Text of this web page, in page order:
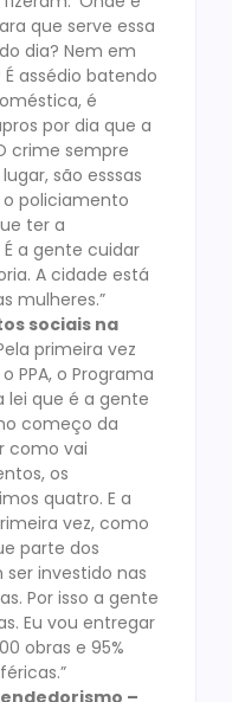
que serve essa
dia? Nem em
assédio batendo
é
por dia que a
crime sempre
são esssas
policiamento
ter a
a gente cuidar
A cidade está
mulheres.”
sociais na
primeira vez
PPA, o Programa
lei que é a gente
começo da
como vai
os
quatro. E a
vez, como
parte dos
investido nas
Por isso a gente
Eu vou entregar
obras e 95%
–